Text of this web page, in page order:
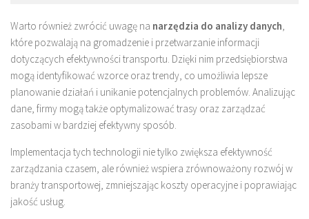
Warto również zwrócić uwagę na narzędzia do analizy danych
które pozwalają na gromadzenie i przetwarzanie informacji
dotyczących efektywności transportu. Dzięki nim przedsiębiorstwa
mogą identyfikować wzorce oraz trendy, co umożliwia lepsze
planowanie działań i unikanie potencjalnych problemów. Analizując
dane, firmy mogą także optymalizować trasy oraz zarządzać
zasobami w bardziej efektywny sposób.
Implementacja tych technologii nie tylko zwiększa efektywność
zarządzania czasem, ale również wspiera zrównoważony rozwój w
branży transportowej, zmniejszając koszty operacyjne i poprawiając
jakość usług.